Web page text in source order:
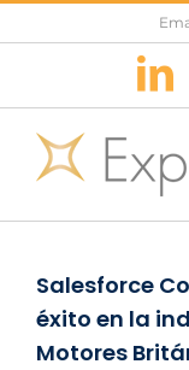
Salesforce
éxito en la
Motores